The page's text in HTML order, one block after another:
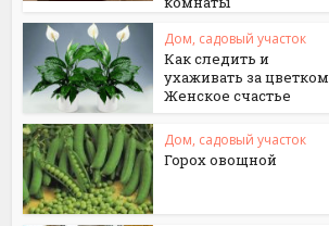
Дом, садовый участок
Как следить и
ухаживать за цветком
Женское счастье
Дом, садовый участок
Горох овощной